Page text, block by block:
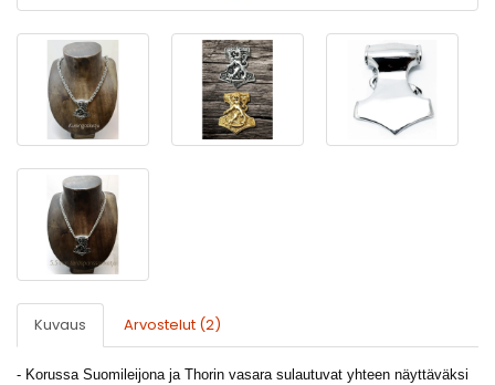
Kuvaus Arvostelut (2)
- Korussa Suomileijona ja Thorin vasara sulautuvat yhteen näyttäväksi